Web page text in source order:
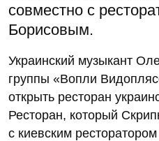
совместно с
Борисовым.
Украинский музыкант
группы «Вопли
открыть ресторан
Ресторан, который
с киевским